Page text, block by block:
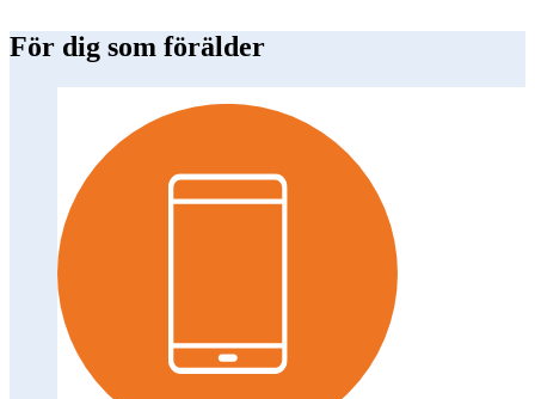
För dig som förälder